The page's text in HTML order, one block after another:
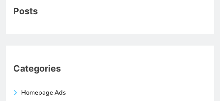
Posts
Categories
Homepage Ads